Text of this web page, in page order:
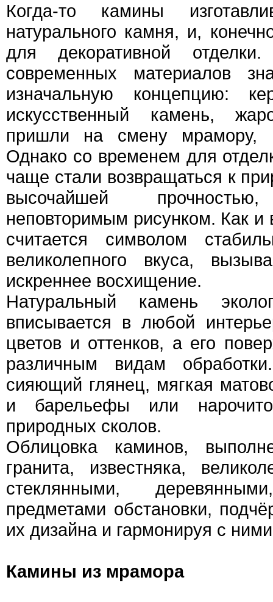
Когда-то камины
натурального камня, и,
для декоративной
современных материалов
изначальную концепцию:
искусственный камень,
пришли на смену мрамору,
Однако со временем для
чаще стали возвращаться к
высочайшей прочностью,
неповторимым рисунком. Как
считается символом
великолепного вкуса,
искреннее восхищение.
Натуральный камень
вписывается в любой
цветов и оттенков, а его
различным видам
сияющий глянец, мягкая
и барельефы или
природных сколов.
Облицовка каминов,
гранита, известняка,
стеклянными,
предметами обстановки,
их дизайна и гармонируя с
Камины из мрамора